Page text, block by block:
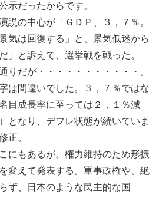
示だったからです。
説の中心が「ＧＤＰ、３，７％。
気は回復する」と、景気低迷から
」と訴えて、選挙戦を戦った。
りだが・・・・・・・・・・・。
は間違いでした。３，７％ではな
目成長率に至っては２，１％減
となり、デフレ状態が続いていま
正。
にもあるが。権力維持のため形振
変えて発表する。軍事政権や、絶
ず、日本のような民主的な国